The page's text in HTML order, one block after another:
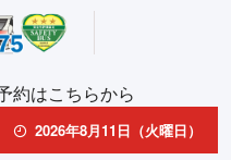
約はこちらから
2026年8月11日（火曜日）